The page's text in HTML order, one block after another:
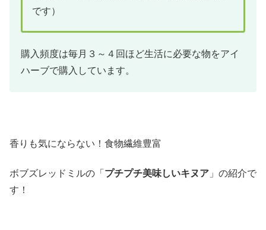
です）
購入頻度は毎月３～４回ほど生活に必要な物をアイ
ハーブで購入しています。
香りも気にならない！食物繊維豊富
ボブズレッドミルの「 プチプチ美味しいキヌア 」の紹介で
す！